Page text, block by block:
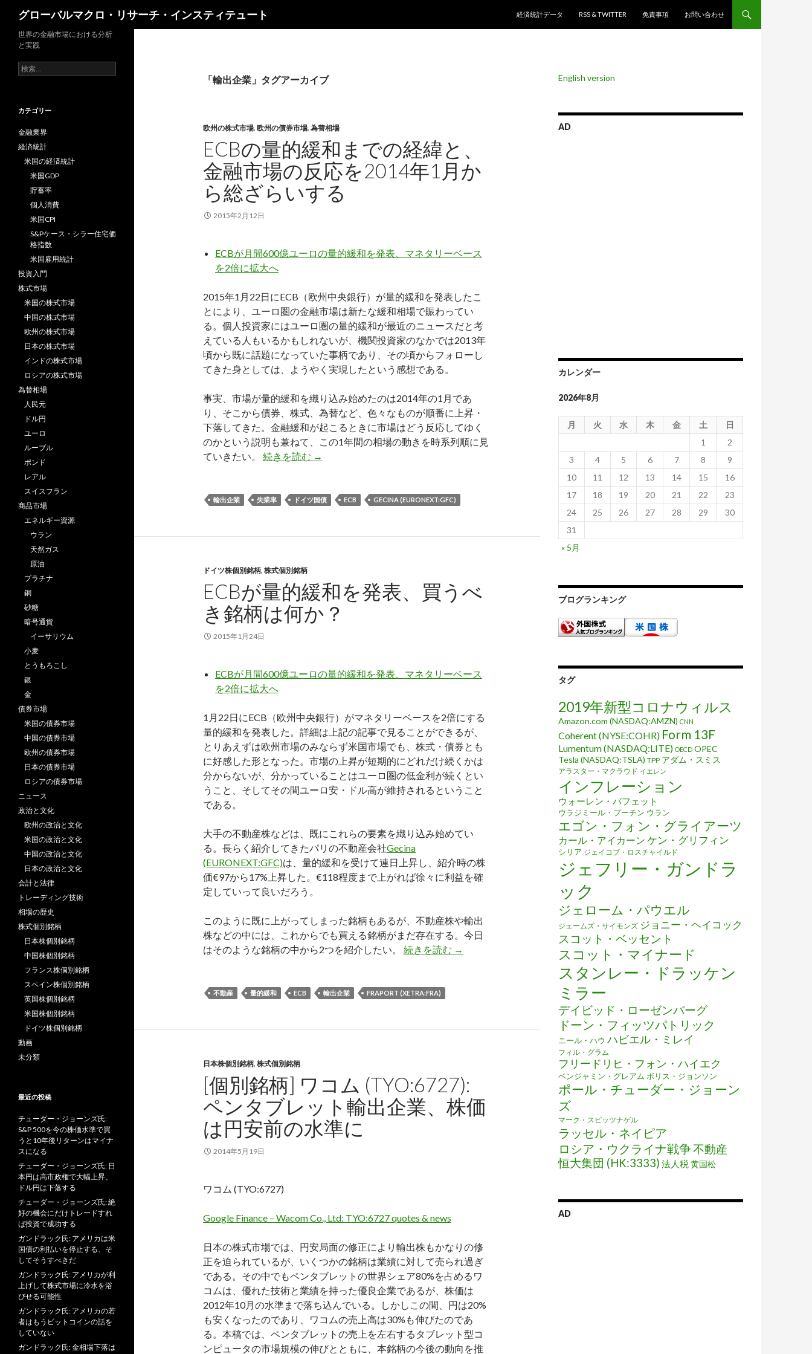
グローバルマクロ・リサーチ・インスティテュート
経済統計データ
RSS & TWITTER 免責事項 お問い合わせ
「輸出企業」タグアーカイブ
欧州の株式市場, 欧州の債券市場, 為替相場
ECBの量的緩和までの経緯と、
金融市場の反応を2014年1月か
ら総ざらいする
2015年2月12日
ECBが月間600億ユーロの量的緩和を発表、マネタリーベース
を2倍に拡大へ
2015年1月22日にECB（欧州中央銀行）が量的緩和を発表したこ
とにより、ユーロ圏の金融市場は新たな緩和相場で賑わってい
る。個人投資家にはユーロ圏の量的緩和が最近のニュースだと考
えている人もいるかもしれないが、機関投資家のなかでは2013年
頃から既に話題になっていた事柄であり、その頃からフォローし
てきた身としては、ようやく実現したという感想である。
事実、市場が量的緩和を織り込み始めたのは2014年の1月であ
り、そこから債券、株式、為替など、色々なものが順番に上昇・
下落してきた。金融緩和が起こるときに市場はどう反応してゆく
のかという説明も兼ねて、この1年間の相場の動きを時系列順に見
ていきたい。 続きを読む ECBの量的緩和までの経緯と、金融市場の反応を2014年1月から総ざらいする
→
輸出企業 失業率 ドイツ国債 ECB GECINA (EURONEXT:GFC)
ドイツ株個別銘柄, 株式個別銘柄
ECBが量的緩和を発表、買うべ
き銘柄は何か？
2015年1月24日
ECBが月間600億ユーロの量的緩和を発表、マネタリーベース
を2倍に拡大へ
1月22日にECB（欧州中央銀行）がマネタリーベースを2倍にする
量的緩和を発表した。詳細は上記の記事で見ることができるが、
とりあえずは欧州市場のみならず米国市場でも、株式・債券とも
に好感した形となった。市場の上昇が短期的にどれだけ続くかは
分からないが、分かっていることはユーロ圏の低金利が続くとい
うこと、そしてその間ユーロ安・ドル高が維持されるということ
である。
大手の不動産株などは、既にこれらの要素を織り込み始めてい
る。長らく紹介してきたパリの不動産会社Gecina
(EURONEXT:GFC)は、量的緩和を受けて連日上昇し、紹介時の株
価€97から17%上昇した。€118程度まで上がれば徐々に利益を確
定していって良いだろう。
このように既に上がってしまった銘柄もあるが、不動産株や輸出
株などの中には、これからでも買える銘柄がまだ存在する。今日
はそのような銘柄の中から2つを紹介したい。 続きを読む ECBが量的緩和を発表、買うべき銘柄は何か？
→
不動産 量的緩和 ECB 輸出企業 FRAPORT (XETRA:FRA)
日本株個別銘柄, 株式個別銘柄
[個別銘柄] ワコム (TYO:6727):
ペンタブレット輸出企業、株価
は円安前の水準に
2014年5月19日
ワコム (TYO:6727)
Google Finance – Wacom Co., Ltd: TYO:6727 quotes & news
日本の株式市場では、円安局面の修正により輸出株もかなりの修
正を迫られているが、いくつかの銘柄は業績に対して売られ過ぎ
である。その中でもペンタブレットの世界シェア80%を占めるワ
コムは、優れた技術と業績を持った優良企業であるが、株価は
2012年10月の水準まで落ち込んでいる。しかしこの間、円は20%
も安くなったのであり、ワコムの売上高は30%も伸びたのであ
る。本稿では、ペンタブレットの売上を左右するタブレット型コ
ンピュータの市場規模の伸びとともに、本銘柄の今後の動向を推
English version
AD
カレンダー
2026年8月
月 火 水 木 金 土
日
1
2
3
4 5 6 7 8
9
10
11 12 13 14 15
16
17
18 19 20 21 22
23
24
25 26 27 28 29
30
31
« 5月
ブログランキング
タグ
2019年新型コロナウィルス
Amazon.com (NASDAQ:AMZN) CNN
Coherent (NYSE:COHR) Form 13F
Lumentum (NASDAQ:LITE) OECD OPEC
Tesla (NASDAQ:TSLA) TPP アダム・スミス
アラスター・マクラウド イエレン
インフレーション
ウォーレン・バフェット
ウラジミール・プーチン ウラン
エゴン・フォン・グライアーツ
カール・アイカーン ケン・グリフィン
シリア ジェイコブ・ロスチャイルド
ジェフリー・ガンドラ
ック
ジェローム・パウエル
ジェームズ・サイモンズ ジョニー・ヘイコック
スコット・ベッセント
スコット・マイナード
スタンレー・ドラッケン
ミラー
デイビッド・ローゼンバーグ
ドーン・フィッツパトリック
ニール・ハウ ハビエル・ミレイ
フィル・グラム
フリードリヒ・フォン・ハイエク
ベンジャミン・グレアム ボリス・ジョンソン
ポール・チューダー・ジョーン
ズ
マーク・スピッツナゲル
ラッセル・ネイピア
ロシア・ウクライナ戦争不動産
恒大集団 (HK:3333) 法人税黄国松
AD
世界の金融市場における分析
と実践
検
索:
カテゴリー
金融業界
経済統計
米国の経済統計
米国GDP
貯蓄率
個人消費
米国CPI
S&Pケース・シラー住宅価
格指数
米国雇用統計
投資入門
株式市場
米国の株式市場
中国の株式市場
欧州の株式市場
日本の株式市場
インドの株式市場
ロシアの株式市場
為替相場
人民元
ドル円
ユーロ
ルーブル
ポンド
レアル
スイスフラン
商品市場
エネルギー資源
ウラン
天然ガス
原油
プラチナ
銅
砂糖
暗号通貨
イーサリウム
小麦
とうもろこし
銀
金
債券市場
米国の債券市場
中国の債券市場
欧州の債券市場
日本の債券市場
ロシアの債券市場
ニュース
政治と文化
欧州の政治と文化
米国の政治と文化
中国の政治と文化
日本の政治と文化
会計と法律
トレーディング技術
相場の歴史
株式個別銘柄
日本株個別銘柄
中国株個別銘柄
フランス株個別銘柄
スペイン株個別銘柄
英国株個別銘柄
米国株個別銘柄
ドイツ株個別銘柄
動画
未分類
最近の投稿
チューダー・ジョーンズ氏:
S&P 500を今の株価水準で買
うと10年後リターンはマイナ
スになる
チューダー・ジョーンズ氏: 日
本円は高市政権で大幅上昇、
ドル円は下落する
チューダー・ジョーンズ氏: 絶
好の機会にだけトレードすれ
ば投資で成功する
ガンドラック氏: アメリカは米
国債の利払いを停止する、そ
してそうすべきだ
ガンドラック氏: アメリカが利
上げして株式市場に冷水を浴
びせる可能性
ガンドラック氏: アメリカの若
者はもうビットコインの話を
していない
ガンドラック氏: 金相場下落は